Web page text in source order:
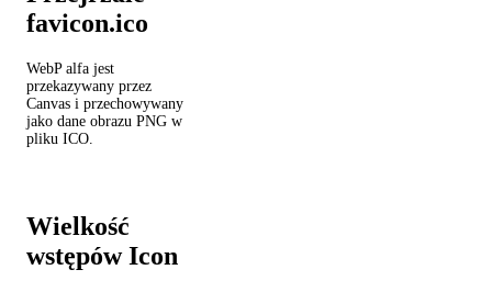
favicon.ico
WebP alfa jest
przekazywany przez
Canvas i przechowywany
jako dane obrazu PNG w
pliku ICO.
Wielkość
wstępów Icon